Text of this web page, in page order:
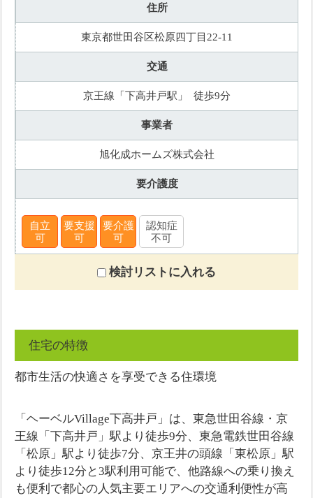
住所
東京都世田谷区松原四丁目22-11
交通
京王線「下高井戸駅」 徒歩9分
事業者
旭化成ホームズ株式会社
要介護度
自立
可
要支援
可
要介護
可
認知症
不可
検討リストに入れる
住宅の特徴
都市生活の快適さを享受できる住環境
「ヘーベルVillage下高井戸」は、東急世田谷線・京
王線「下高井戸」駅より徒歩9分、東急電鉄世田谷線
「松原」駅より徒歩7分、京王井の頭線「東松原」駅
より徒歩12分と3駅利用可能で、他路線への乗り換え
も便利で都心の人気主要エリアへの交通利便性が高